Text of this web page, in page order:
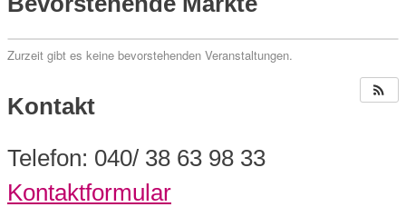
Zurzeit gibt es keine bevorstehenden Veranstaltungen.
Kontakt
Telefon: 040/ 38 63 98 33
Kontaktformular